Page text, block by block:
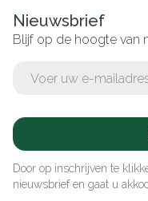
Nieuwsbrief
Blijf op de hoogte van
Door op inschrijven te
nieuwsbrief en gaat u